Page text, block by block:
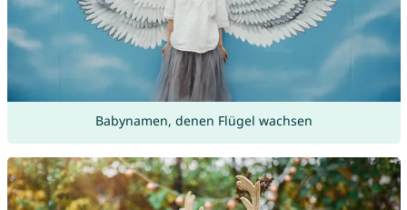
Babynamen, denen Flügel wachsen